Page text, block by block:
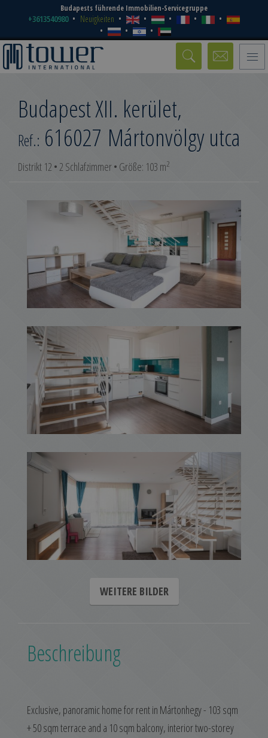
Budapests führende Immobilien-Servicegruppe
+3613540980 Neuigkeiten
Toggle
Budapest XII. kerület,
Mártonvölgy utca
Ref.: 616027
Distrikt 12 • 2 Schlafzimmer • Größe: 103 m2
WEITERE BILDER
Beschreibung
Exclusive, panoramic home for rent in Mártonhegy - 103 sqm
+ 50 sqm terrace and a 10 sqm balcony, interior two-storey